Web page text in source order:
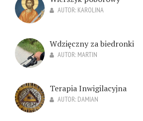
AUTOR: KAROLINA
Wdzięczny za biedronki
AUTOR: MARTIN
Terapia Inwigilacyjna
AUTOR: DAMIAN